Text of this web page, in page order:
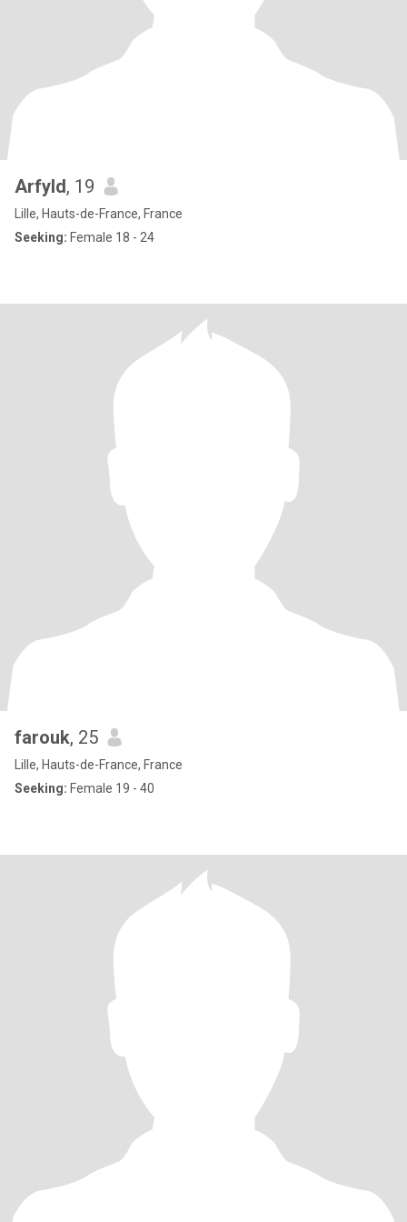
Arfyld, 19
Lille, Hauts-de-France, France
Seeking: Female 18 - 24
farouk, 25
Lille, Hauts-de-France, France
Seeking: Female 19 - 40